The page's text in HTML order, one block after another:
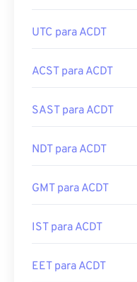
UTC para ACDT
ACST para ACDT
SAST para ACDT
NDT para ACDT
GMT para ACDT
IST para ACDT
EET para ACDT